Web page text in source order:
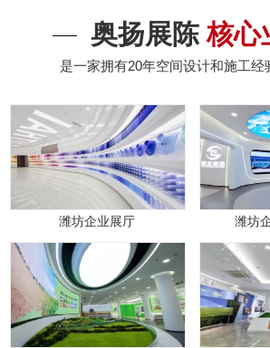
奥扬展陈 核心
是一家拥有20年空间设计和施工经
潍坊企业展厅 潍坊